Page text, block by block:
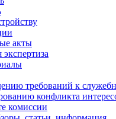
акты
требований к
конфликта
комиссии